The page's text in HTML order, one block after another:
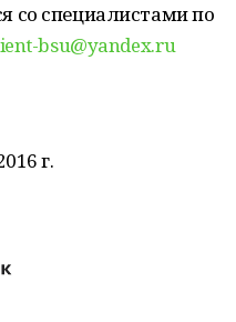
со специалистами по
bsu@yandex.ru
г.